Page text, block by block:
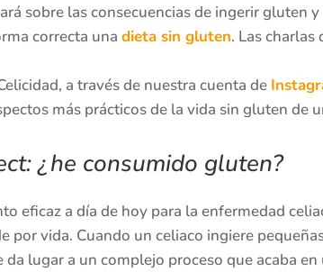
sobre las consecuencias de ingerir gluten
correcta una dieta sin gluten. Las
a través de nuestra cuenta de
más prácticos de la vida sin gluten de
¿he consumido gluten?
eficaz a día de hoy para la enfermedad
por vida. Cuando un celiaco ingiere
lugar a un complejo proceso que acaba